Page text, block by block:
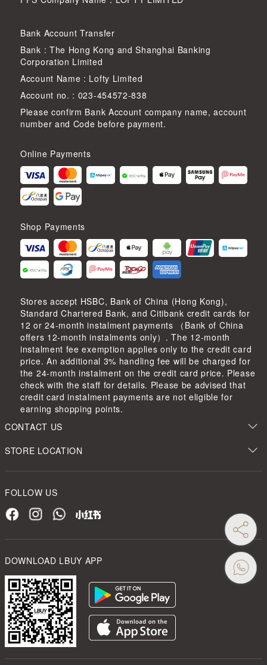
Bank Account Transfer
Bank : The Hong Kong and Shanghai Banking
Corporation Limited
Account Name : Lofty Limited
Account no. : 023-454572-838
Please confirm Bank Account company name, account
number and Code before payment.
Online Payments
Shop Payments
Stores accept HSBC, Bank of China (Hong Kong),
Standard Chartered Bank, and Citibank credit cards for
12 or 24-month instalment payments （Bank of China
offers 12-month instalments only）. The 12-month
instalment fee exemption applies only to the credit card
price. An additional 3% handling fee will be charged for
the 24-month instalment on the credit card price. Please
check with the staff for details. Please be advised that
credit card instalment payments are not eligible for
earning shopping points.
CONTACT US
STORE LOCATION
FOLLOW US
DOWNLOAD LBUY APP